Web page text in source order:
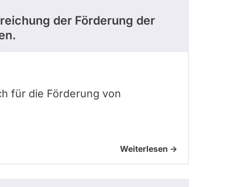
der Förderung der
für die Förderung von
Weiterlesen ->